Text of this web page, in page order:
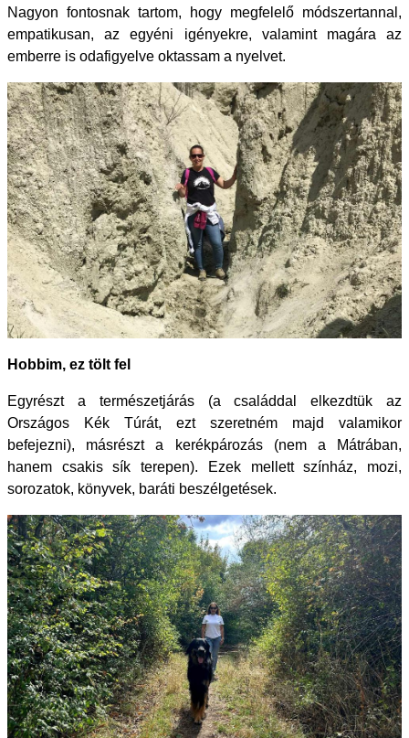
Nagyon fontosnak tartom, hogy megfelelő módszertannal,
empatikusan, az egyéni igényekre, valamint magára az
emberre is odafigyelve oktassam a nyelvet.
Hobbim, ez tölt fel
Egyrészt a természetjárás (a családdal elkezdtük az
Országos Kék Túrát, ezt szeretném majd valamikor
befejezni), másrészt a kerékpározás (nem a Mátrában,
hanem csakis sík terepen). Ezek mellett színház, mozi,
sorozatok, könyvek, baráti beszélgetések.